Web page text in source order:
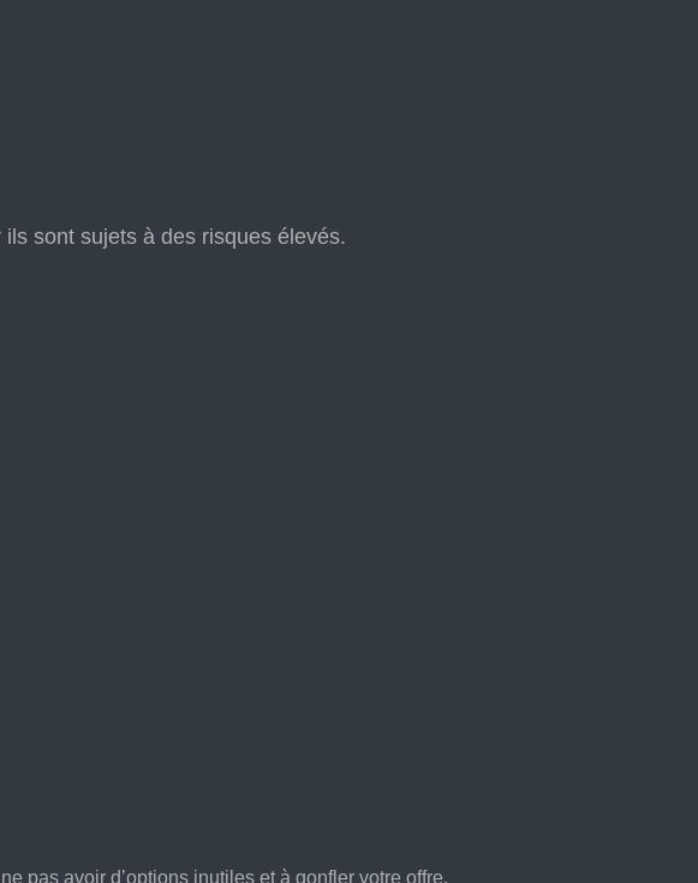
sont sujets à des risques élevés.
pas avoir d’options inutiles et à gonfler votre offre.